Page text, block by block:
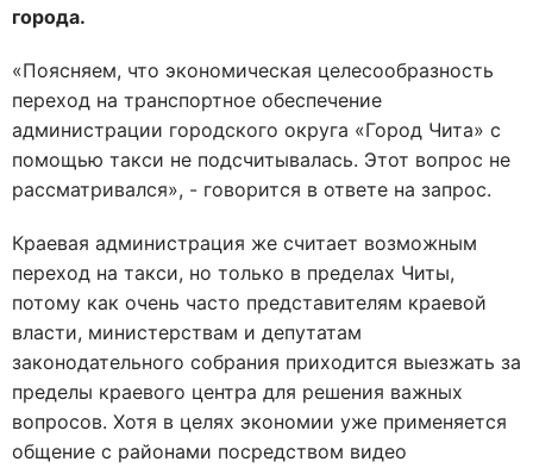
города.
«Поясняем, что экономическая целесообразность
переход на транспортное обеспечение
администрации городского округа «Город Чита» с
помощью такси не подсчитывалась. Этот вопрос не
рассматривался», - говорится в ответе на запрос.
Краевая администрация же считает возможным
переход на такси, но только в пределах Читы,
потому как очень часто представителям краевой
власти, министерствам и депутатам
законодательного собрания приходится выезжать за
пределы краевого центра для решения важных
вопросов. Хотя в целях экономии уже применяется
общение с районами посредством видео